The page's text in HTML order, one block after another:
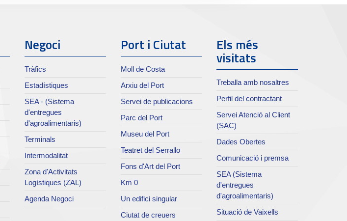
Negoci
Tràfics
Estadístiques
SEA - (Sistema
d'entregues
d'agroalimentaris)
Terminals
Intermodalitat
Zona d'Activitats
Logístiques (ZAL)
Agenda Negoci
Port i Ciutat
Moll de Costa
Arxiu del Port
Servei de publicacions
Parc del Port
Museu del Port
Teatret del Serrallo
Fons d'Art del Port
Km 0
Un edifici singular
Ciutat de creuers
Els més
visitats
Treballa amb nosaltres
Perfil del contractant
Servei Atenció al Client
(SAC)
Dades Obertes
Comunicació i premsa
SEA (Sistema
d'entregues
d'agroalimentaris)
Situació de Vaixells